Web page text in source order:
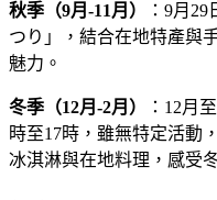
秋季（9月-11月）
：9月
つり」，結合在地特產與
魅力。
冬季（12月-2月）
：12月
時至17時，雖無特定活動
冰淇淋與在地料理，感受